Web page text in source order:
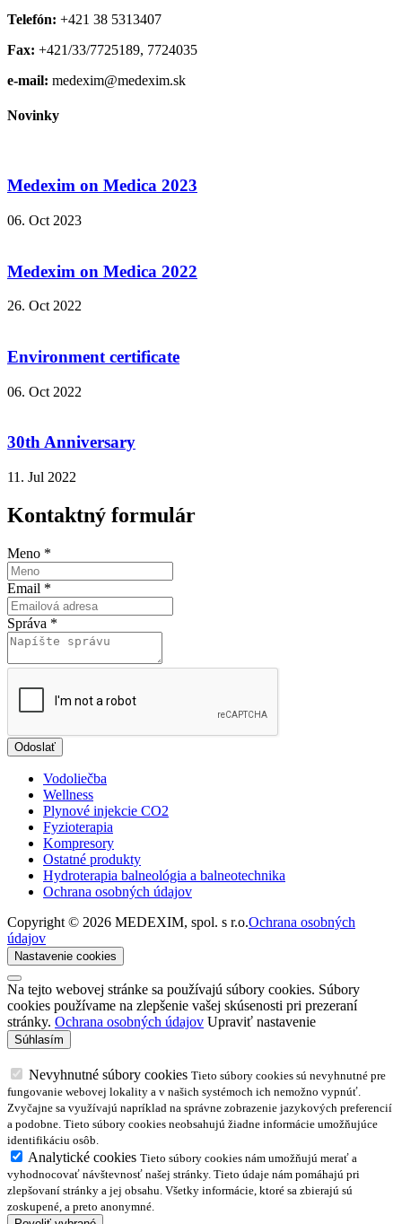
Telefón: +421 38 5313407
Fax: +421/33/7725189, 7724035
e-mail: medexim@medexim.sk
Novinky
Medexim on Medica 2023
06. Oct 2023
Medexim on Medica 2022
26. Oct 2022
Environment certificate
06. Oct 2022
30th Anniversary
11. Jul 2022
Kontaktný formulár
Meno *
Email *
Správa *
Odoslať
Vodoliečba
Wellness
Plynové injekcie CO2
Fyzioterapia
Kompresory
Ostatné produkty
Hydroterapia balneológia a balneotechnika
Ochrana osobných údajov
Copyright © 2026 MEDEXIM, spol. s r.o.Ochrana osobných
údajov
Nastavenie cookies
Na tejto webovej stránke sa používajú súbory cookies. Súbory
cookies používame na zlepšenie vašej skúsenosti pri prezeraní
stránky. Ochrana osobných údajov Upraviť nastavenie
Nevyhnutné súbory cookies Tieto súbory cookies sú nevyhnutné pre
fungovanie webovej lokality a v našich systémoch ich nemožno vypnúť.
Zvyčajne sa využívajú napríklad na správne zobrazenie jazykových preferencií
a podobne. Tieto súbory cookies neobsahujú žiadne informácie umožňujúce
identifikáciu osôb.
Analytické cookies Tieto súbory cookies nám umožňujú merať a
vyhodnocovať návštevnosť našej stránky. Tieto údaje nám pomáhajú pri
zlepšovaní stránky a jej obsahu. Všetky informácie, ktoré sa zbierajú sú
zoskupené, a preto anonymné.